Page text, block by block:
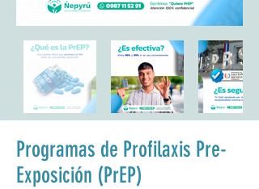
Programas de Profilaxis Pre-
Exposición (PrEP)